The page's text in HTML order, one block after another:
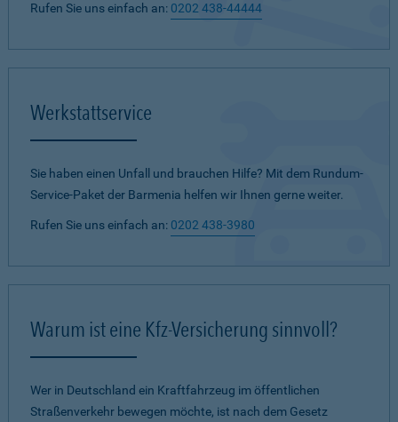
Rufen Sie uns einfach an: 0202 438-44444
Werkstattservice
Sie haben einen Unfall und brauchen Hilfe? Mit dem Rundum-
Service-Paket der Barmenia helfen wir Ihnen gerne weiter.
Rufen Sie uns einfach an: 0202 438-3980
Warum ist eine Kfz-Versicherung sinnvoll?
Wer in Deutschland ein Kraftfahrzeug im öffentlichen
Straßenverkehr bewegen möchte, ist nach dem Gesetz